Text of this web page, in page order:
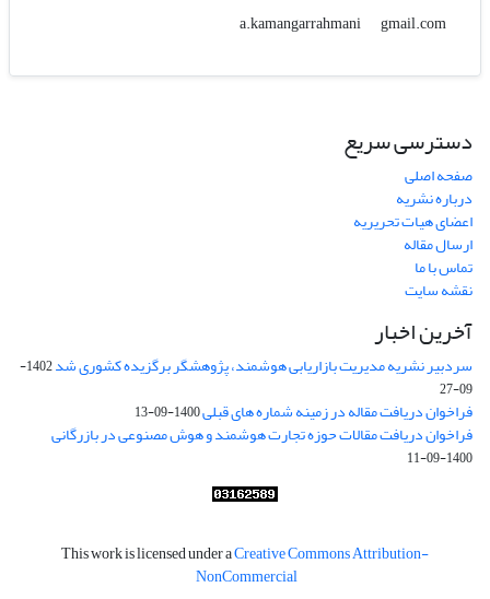
a.kamangarrahmani
gmail.com
دسترسی سریع
صفحه اصلی
درباره نشریه
اعضای هیات تحریریه
ارسال مقاله
تماس با ما
نقشه سایت
آخرین اخبار
سردبیر نشریه مدیریت بازاریابی هوشمند، پژوهشگر برگزیده کشوری شد
1402-
09-27
فراخوان دریافت مقاله در زمینه شماره های قبلی1400-09-13
فراخوان دریافت مقالات حوزه تجارت هوشمند و هوش مصنوعی در بازرگانی
1400-09-11
This work is licensed under aCreative Commons Attribution-
NonCommercial